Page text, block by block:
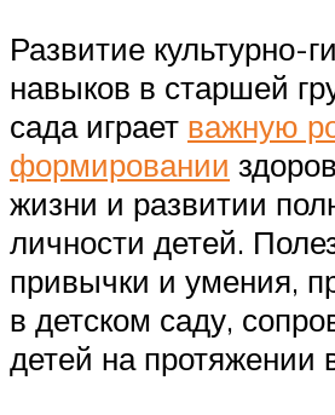
Развитие культурно-
навыков в старшей
сада играет важную
формировании
жизни и развитии
личности детей.
привычки и умения,
в детском саду,
детей на протяжении